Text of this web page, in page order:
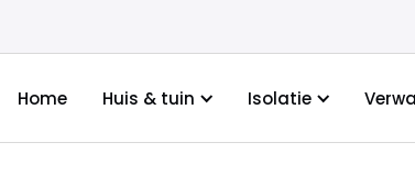
Home Huis & tuin Isolatie